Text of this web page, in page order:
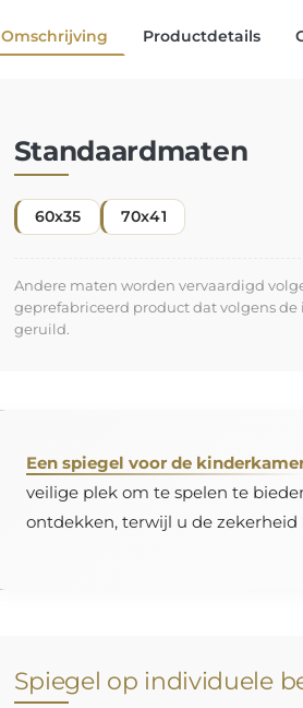
Omschrijving Productdetails
Standaardmaten
60x35 70x41
Andere maten worden vervaardigd
geprefabriceerd product dat volgens
geruild.
Een spiegel voor de
veilige plek om te spelen te
ontdekken, terwijl u de
Spiegel op individuele